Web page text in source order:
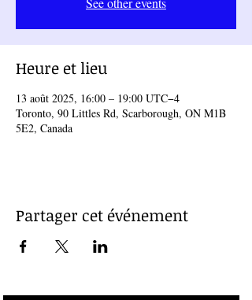
Heure et lieu
13 août 2025, 16:00 – 19:00 UTC−4
Toronto, 90 Littles Rd, Scarborough, ON M1B
5E2, Canada
Partager cet événement